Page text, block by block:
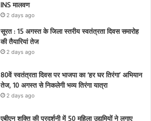
INS मालवण
2 days ago
सूरत : 15 अगस्त के जिला स्तरीय स्वतंत्रता दिवस समारोह
की तैयारियां तेज
2 days ago
80वें स्वतंत्रता दिवस पर भाजपा का ‘हर घर तिरंगा’ अभियान
तेज, 10 अगस्त से निकलेगी भव्य तिरंगा यात्रा
2 days ago
एबीएन शक्ति की प्रदर्शनी में 50 महिला उद्यमियों ने लगाए